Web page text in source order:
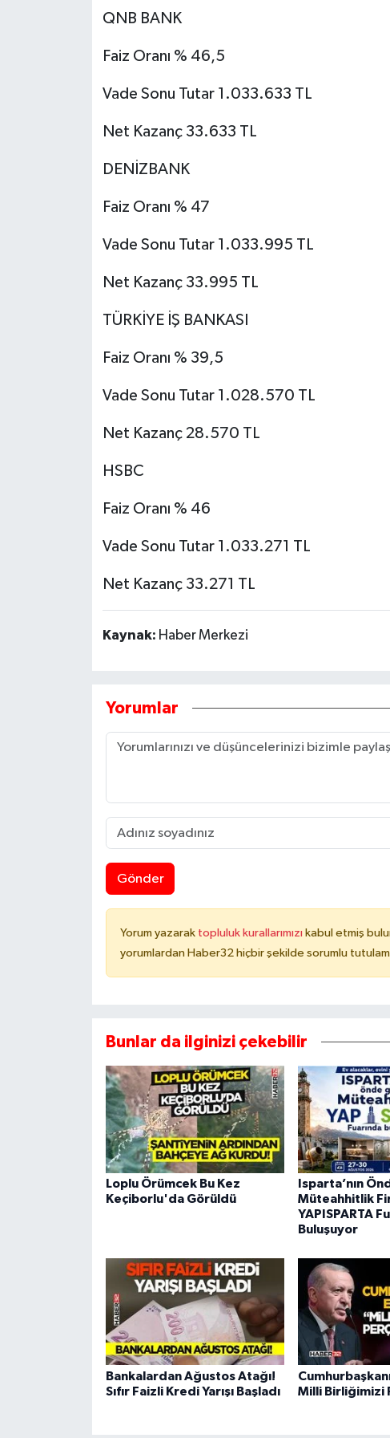
QNB BANK
Faiz Oranı % 46,5
Vade Sonu Tutar 1.033.633 TL
Net Kazanç 33.633 TL
DENİZBANK
Faiz Oranı % 47
Vade Sonu Tutar 1.033.995 TL
Net Kazanç 33.995 TL
TÜRKİYE İŞ BANKASI
Faiz Oranı % 39,5
Vade Sonu Tutar 1.028.570 TL
Net Kazanç 28.570 TL
HSBC
Faiz Oranı % 46
Vade Sonu Tutar 1.033.271 TL
Net Kazanç 33.271 TL
Kaynak: Haber Merkezi
Yorumlar
Gönder
Yorum yazarak topluluk kurallarımızı kabul etmiş
yorumlardan Haber32 hiçbir şekilde sorumlu
Bunlar da ilginizi çekebilir
Loplu Örümcek Bu Kez
Keçiborlu'da Görüldü
Isparta’nın
Müteahhitlik
YAPISPARTA
Buluşuyor
Bankalardan Ağustos Atağı!
Sıfır Faizli Kredi Yarışı Başladı
Milli Birliğimizi